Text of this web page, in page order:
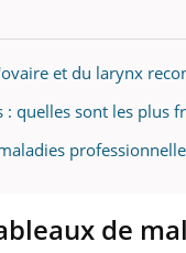
et du larynx
quelles sont les plus
de